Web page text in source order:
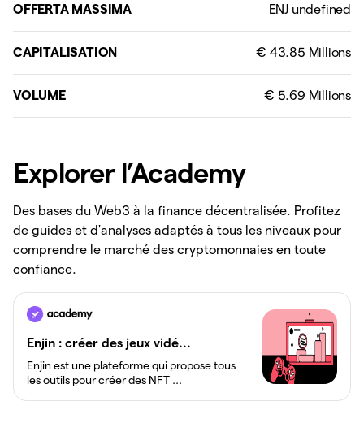
OFFERTA MASSIMA
CAPITALISATION
VOLUME
Explorer l’Academy
Des bases du Web3 à la finance décentralisée. Profitez
de guides et d'analyses adaptés à tous les niveaux pour
comprendre le marché des cryptomonnaies en toute
confiance.
Enjin : créer des jeux vidé...
Enjin est une plateforme qui propose tous
les outils pour créer des NFT ...